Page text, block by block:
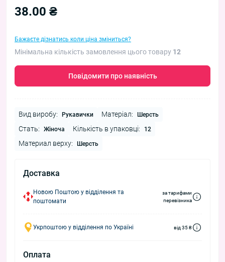
38.00 ₴
Бажаєте дізнатись коли ціна зміниться?
Мінімальна кількість замовлення цього товару 12
Повідомити про наявність
Вид виробу: Рукавички Матеріал: Шерсть
Стать: Жіноча Кількість в упаковці: 12
Материал верху: Шерсть
Доставка
Новою Поштою у відділення та
поштомати
за тарифами
перевізника
Укрпоштою у відділення по Україні від 35 ₴
Оплата